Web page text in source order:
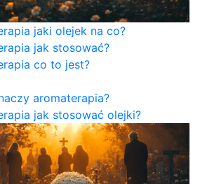
jaki olejek na co?
jak stosować?
co to jest?
aromaterapia?
jak stosować olejki?